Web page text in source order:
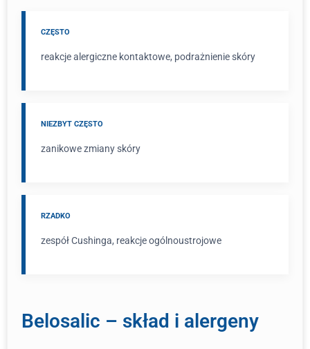
CZĘSTO
reakcje alergiczne kontaktowe, podrażnienie skóry
NIEZBYT CZĘSTO
zanikowe zmiany skóry
RZADKO
zespół Cushinga, reakcje ogólnoustrojowe
Belosalic – skład i alergeny